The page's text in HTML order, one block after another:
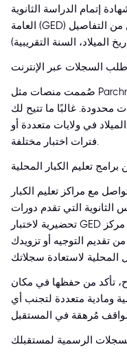
إتمام الدراسة الثانوية
العامة (GED) في تلك الولاية. زودهم بأكبر قدر ممكن من التفاصيل
صُممت منصات مثل Parchment أو DiplomaSender لمساعدتك
غالبًا ما تتيح لك
في ولايات متعددة أو
فترات اختبار مختلفة.
مع مراكز تعليم الكبار
الثانوية التي تقدم دورات
تحضيرية لاختبار GED أو اختباراته. حتى لو لم يكن هذا هو مركز
تقديم التوجيه أو تزويدك
تأكد من حفظها في مكان
ومادية متعددة لتجنب أي
الرسمية لمستقبلك